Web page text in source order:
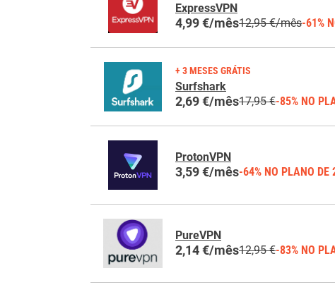
ExpressVPN
4,99 €/mês12,95 €/mês-61%
+ 3 MESES GRÁTIS
Surfshark
2,69 €/mês17,95 €-85% NO
ProtonVPN
3,59 €/mês-64% NO PLANO DE
PureVPN
2,14 €/mês12,95 €-83% NO